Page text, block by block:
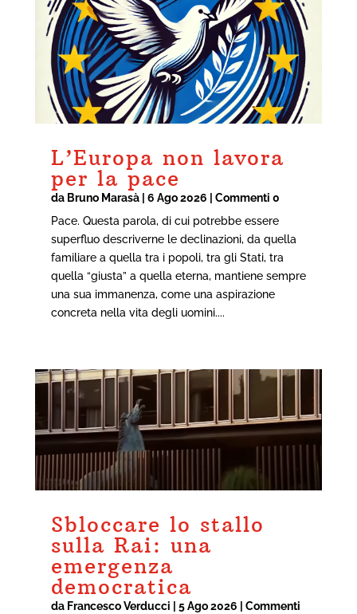
L’Europa non lavora
per la pace
da Bruno Marasà| 6 Ago 2026 | Commenti 0
Pace. Questa parola, di cui potrebbe essere
superfluo descriverne le declinazioni, da quella
familiare a quella tra i popoli, tra gli Stati, tra
quella “giusta” a quella eterna, mantiene sempre
una sua immanenza, come una aspirazione
concreta nella vita degli uomini....
Sbloccare lo stallo
sulla Rai: una
emergenza
democratica
da Francesco Verducci 5 Ago 2026 | Commenti